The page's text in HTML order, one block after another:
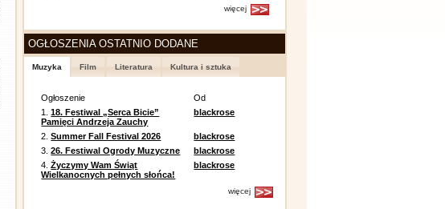
więcej
OGŁOSZENIA OSTATNIO DODANE
Muzyka Film Literatura Kultura i sztuka
Ogłoszenie
Od
1.18. Festiwal „Serca Bicie”
Pamięci Andrzeja Zauchy
blackrose
2.Summer Fall Festival 2026
blackrose
3.26. Festiwal Ogrody Muzyczne
blackrose
4.Życzymy Wam Świąt
Wielkanocnych pełnych słońca!
blackrose
więcej